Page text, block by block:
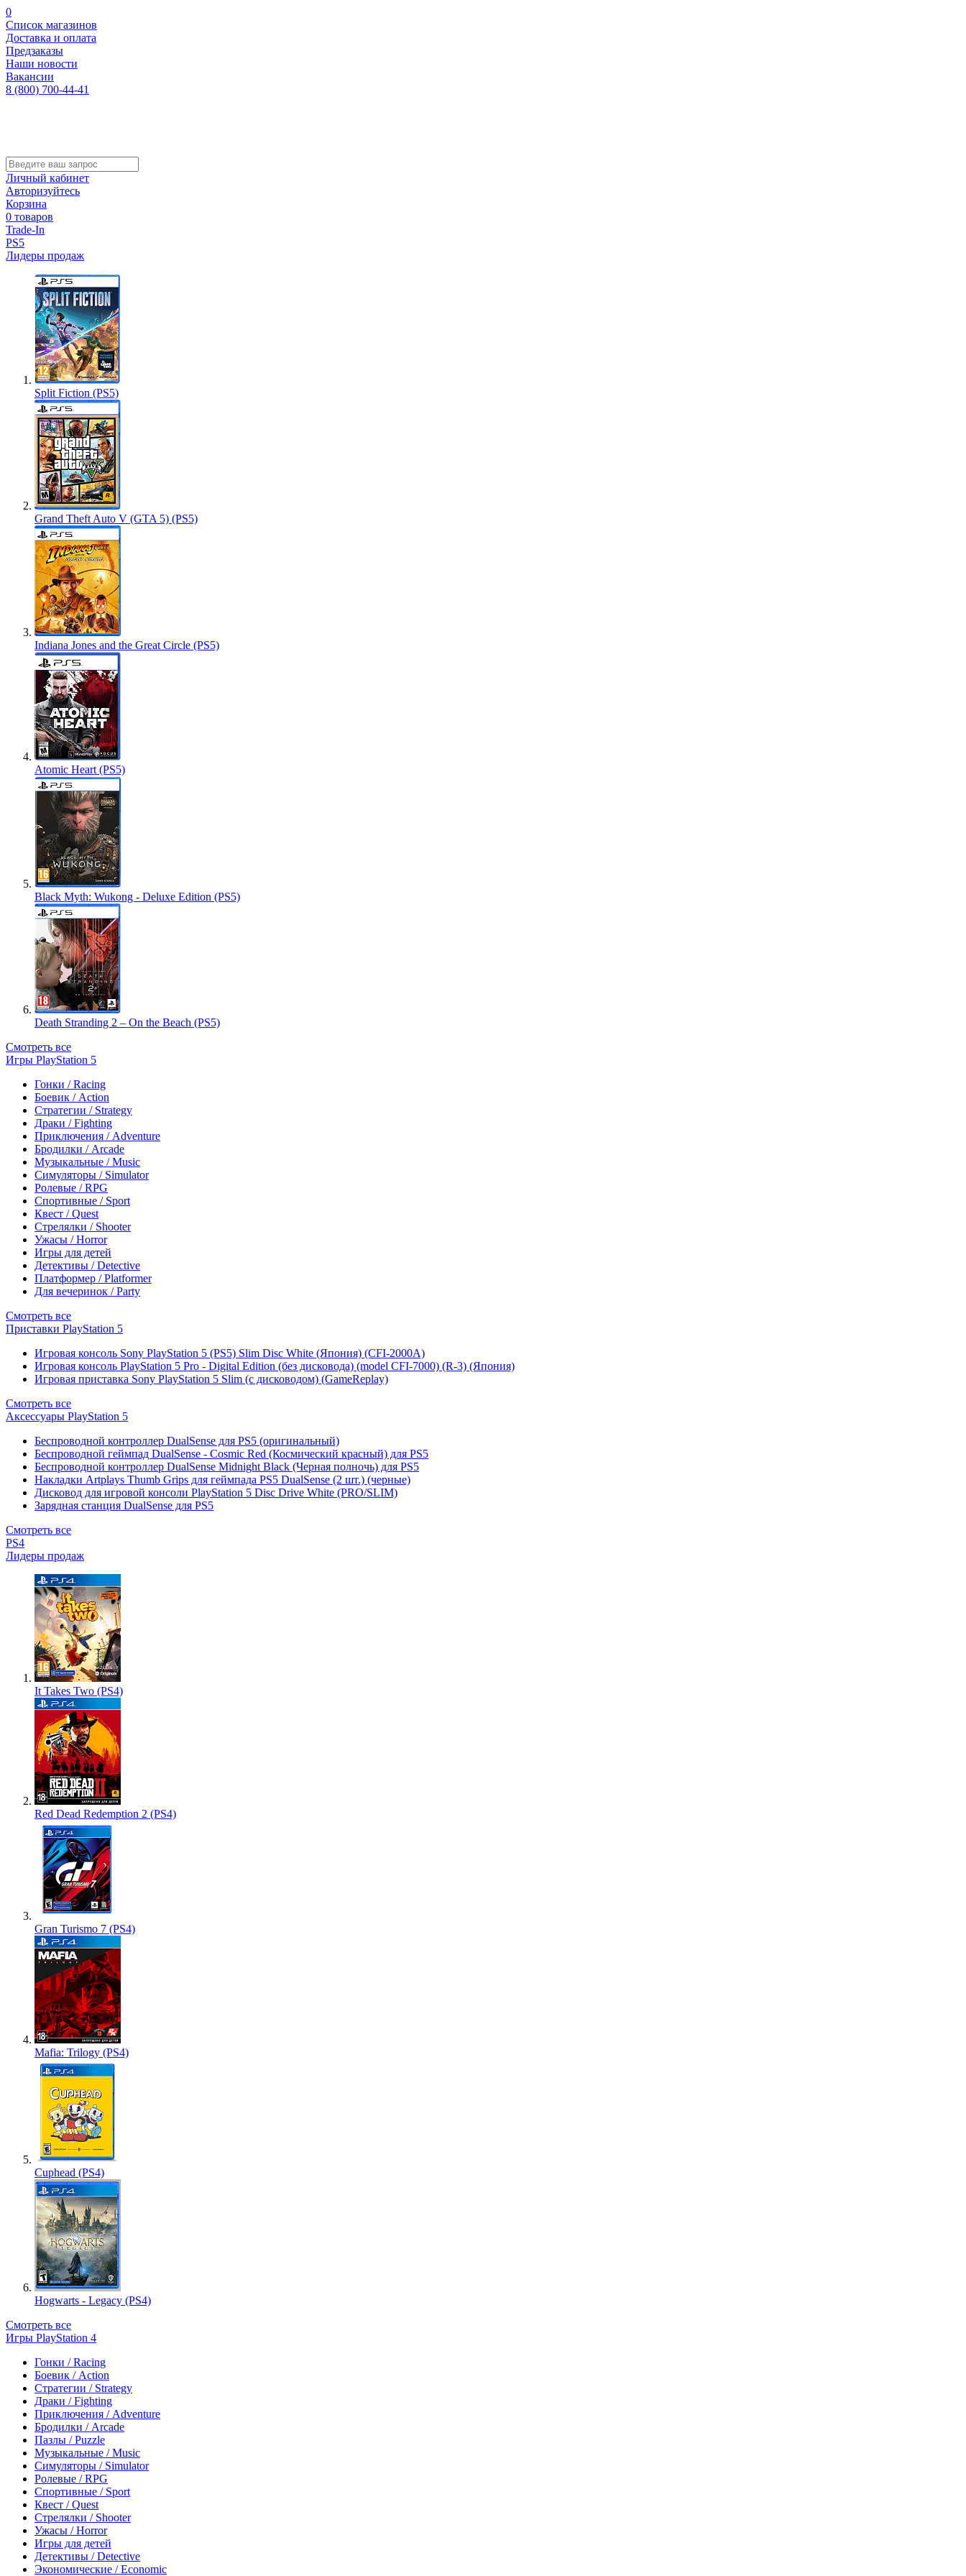
0
Список магазинов
Доставка и оплата
Предзаказы
Наши новости
Вакансии
8 (800) 700-44-41
Личный кабинет
Авторизуйтесь
Корзина
0 товаров
Trade-In
PS5
Лидеры продаж
Split Fiction (PS5)
Grand Theft Auto V (GTA 5) (PS5)
Indiana Jones and the Great Circle (PS5)
Atomic Heart (PS5)
Black Myth: Wukong - Deluxe Edition (PS5)
Death Stranding 2 – On the Beach (PS5)
Смотреть все
Игры PlayStation 5
Гонки / Racing
Боевик / Action
Стратегии / Strategy
Драки / Fighting
Приключения / Adventure
Бродилки / Arcade
Музыкальные / Music
Симуляторы / Simulator
Ролевые / RPG
Спортивные / Sport
Квест / Quest
Стрелялки / Shooter
Ужасы / Horror
Игры для детей
Детективы / Detective
Платформер / Platformer
Для вечеринок / Party
Смотреть все
Приставки PlayStation 5
Игровая консоль Sony PlayStation 5 (PS5) Slim Disc White (Япония) (CFI-2000A)
Игровая консоль PlayStation 5 Pro - Digital Edition (без дисковода) (model CFI-7000) (R-3) (Япония)
Игровая приставка Sony PlayStation 5 Slim (с дисководом) (GameReplay)
Смотреть все
Аксессуары PlayStation 5
Беспроводной контроллер DualSense для PS5 (оригинальный)
Беспроводной геймпад DualSense - Cosmic Red (Космический красный) для PS5
Беспроводной контроллер DualSense Midnight Black (Черная полночь) для PS5
Накладки Artplays Thumb Grips для геймпада PS5 DualSense (2 шт.) (черные)
Дисковод для игровой консоли PlayStation 5 Disc Drive White (PRO/SLIM)
Зарядная станция DualSense для PS5
Смотреть все
PS4
Лидеры продаж
It Takes Two (PS4)
Red Dead Redemption 2 (PS4)
Gran Turismo 7 (PS4)
Mafia: Trilogy (PS4)
Cuphead (PS4)
Hogwarts - Legacy (PS4)
Смотреть все
Игры PlayStation 4
Гонки / Racing
Боевик / Action
Стратегии / Strategy
Драки / Fighting
Приключения / Adventure
Бродилки / Arcade
Пазлы / Puzzle
Музыкальные / Music
Симуляторы / Simulator
Ролевые / RPG
Спортивные / Sport
Квест / Quest
Стрелялки / Shooter
Ужасы / Horror
Игры для детей
Детективы / Detective
Экономические / Economic